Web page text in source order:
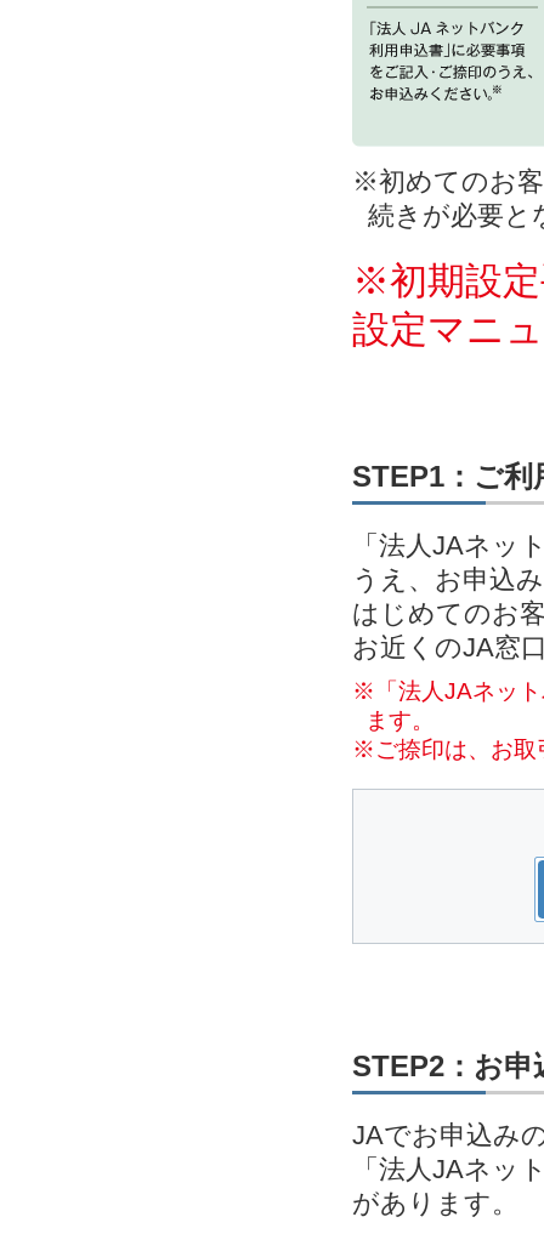
※初めてのお
続きが必要と
※初期設
設定マニ
STEP1：ご利
「法人JAネッ
うえ、お申込
はじめてのお
お近くのJA窓
※「法人JAネット
ます。
※ご捺印は、お取
STEP2：お申
JAでお申込み
「法人JAネッ
があります。